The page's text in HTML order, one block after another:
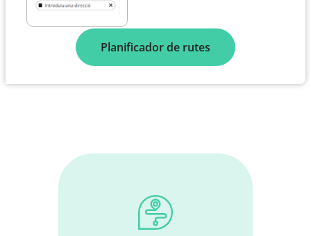
Planificador de rutes